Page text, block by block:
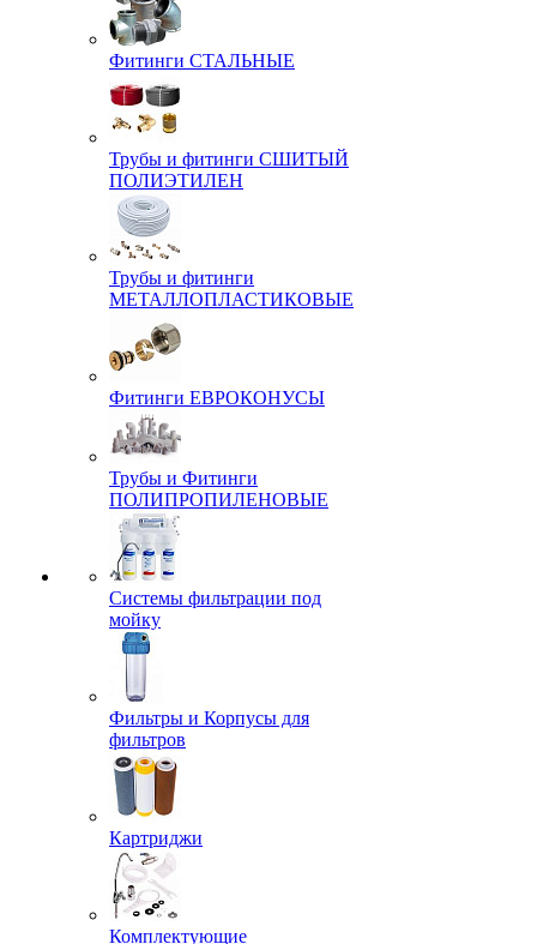
Фитинги СТАЛЬНЫЕ
Трубы и фитинги СШИТЫЙ
ПОЛИЭТИЛЕН
Трубы и фитинги
МЕТАЛЛОПЛАСТИКОВЫЕ
Фитинги ЕВРОКОНУСЫ
Трубы и Фитинги
ПОЛИПРОПИЛЕНОВЫЕ
Системы фильтрации под
мойку
Фильтры и Корпусы для
фильтров
Картриджи
Комплектующие